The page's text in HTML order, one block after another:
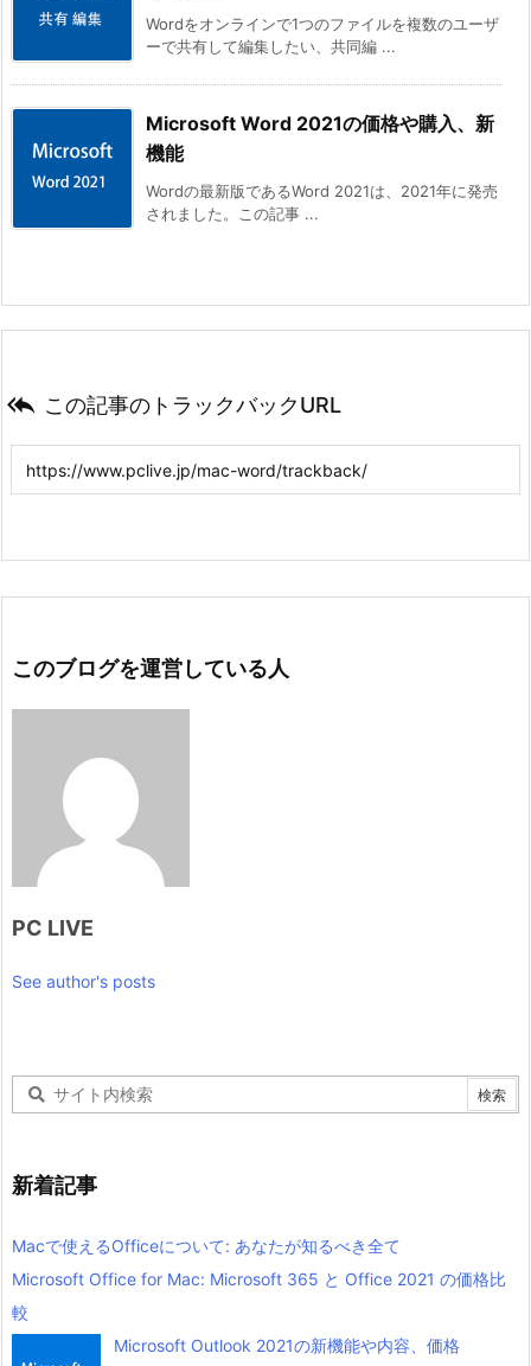
Wordをオンラインで1つのファイルを複数のユーザ
ーで共有して編集したい、共同編 ...
Microsoft Word 2021の価格や購入、新
機能
Wordの最新版であるWord 2021は、2021年に発売
されました。この記事 ...
 この記事のトラックバックURL
このブログを運営している人
PC LIVE
See author's posts
新着記事
Macで使えるOfficeについて: あなたが知るべき全て
Microsoft Office for Mac: Microsoft 365 と Office 2021 の価格比
較
Microsoft Outlook 2021の新機能や内容、価格